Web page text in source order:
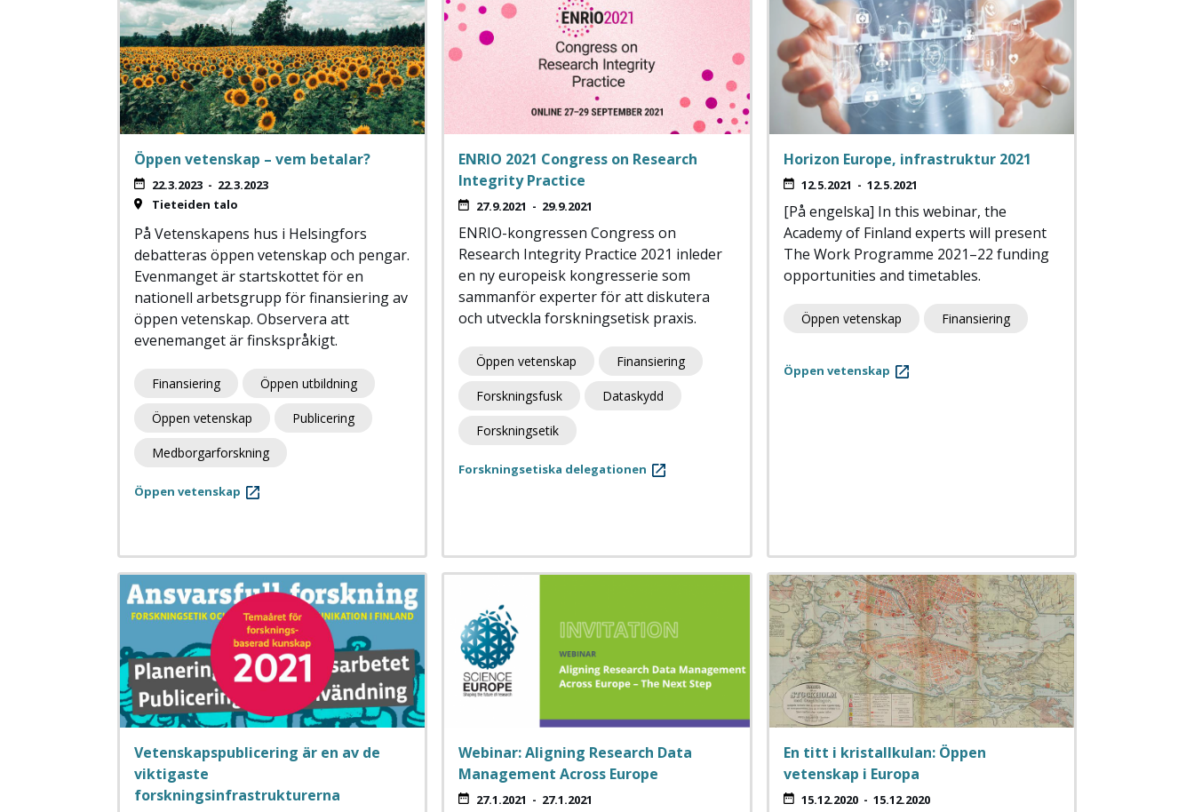
Öppen vetenskap – vem betalar?
22.3.2023 - 22.3.2023
Tieteiden talo
På Vetenskapens hus i Helsingfors
debatteras öppen vetenskap och pengar.
Evenmanget är startskottet för en
nationell arbetsgrupp för finansiering av
öppen vetenskap. Observera att
evenemanget är finskspråkigt.
Finansiering Öppen utbildning
Öppen vetenskap Publicering
Medborgarforskning
Öppen vetenskap
ENRIO 2021 Congress on Research
Integrity Practice
27.9.2021 - 29.9.2021
ENRIO-kongressen Congress on
Research Integrity Practice 2021 inleder
en ny europeisk kongresserie som
sammanför experter för att diskutera
och utveckla forskningsetisk praxis.
Öppen vetenskap Finansiering
Forskningsfusk Dataskydd
Forskningsetik
Forskningsetiska delegationen
Horizon Europe, infrastruktur 2021
12.5.2021 - 12.5.2021
[På engelska] In this webinar, the
Academy of Finland experts will present
The Work Programme 2021–22 funding
opportunities and timetables.
Öppen vetenskap Finansiering
Öppen vetenskap
Vetenskapspublicering är en av de
viktigaste
forskningsinfrastrukturerna
Webinar: Aligning Research Data
Management Across Europe
27.1.2021 - 27.1.2021
En titt i kristallkulan: Öppen
vetenskap i Europa
15.12.2020- 15.12.2020